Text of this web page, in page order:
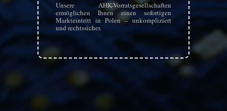
Unsere AHK-Vorratsgesellschaften
ermöglichen Ihnen einen sofortigen
Markteintritt in Polen – unkompliziert
und rechtssicher.